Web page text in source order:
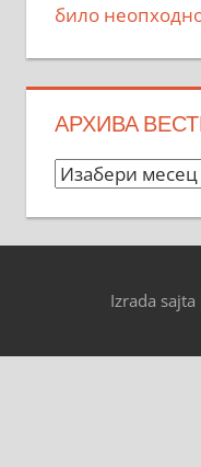
било
АРХИВА
Архива
Izrada